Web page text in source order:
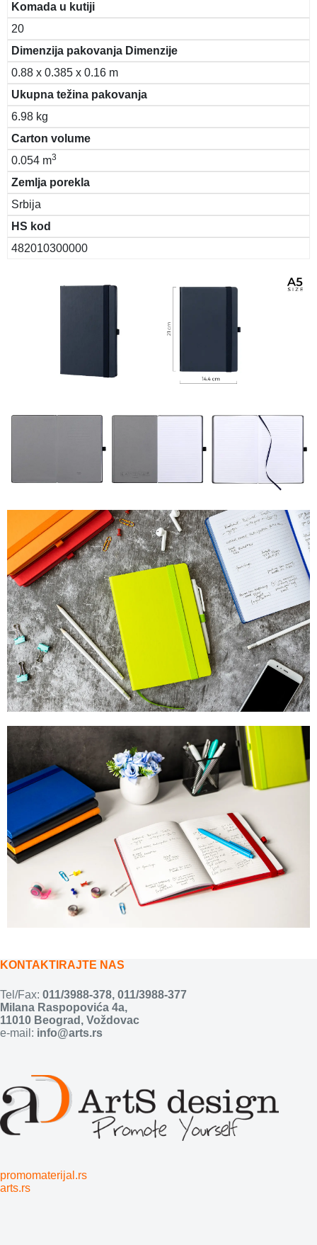
Komada u kutiji
20
Dimenzija pakovanja Dimenzije
0.88 x 0.385 x 0.16 m
Ukupna težina pakovanja
6.98 kg
Carton volume
0.054 m3
Zemlja porekla
Srbija
HS kod
482010300000
KONTAKTIRAJTE NAS
Tel/Fax: 011/3988-378, 011/3988-377
Milana Raspopovića 4a,
11010 Beograd, Voždovac
e-mail: info@arts.rs
promomaterijal.rs
arts.rs